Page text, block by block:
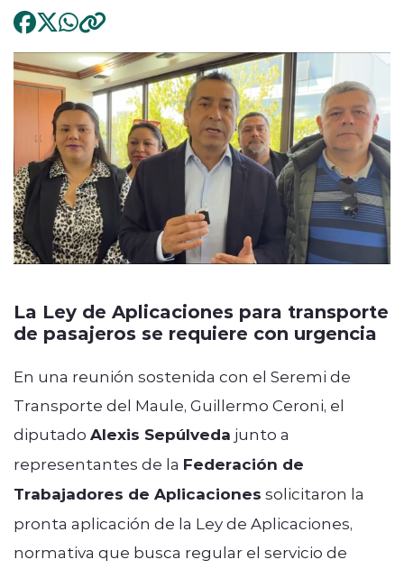
La Ley de Aplicaciones para transporte
de pasajeros se requiere con urgencia
En una reunión sostenida con el Seremi de
Transporte del Maule, Guillermo Ceroni, el
diputado Alexis Sepúlveda junto a
representantes de la Federación de
Trabajadores de Aplicaciones solicitaron la
pronta aplicación de la Ley de Aplicaciones,
normativa que busca regular el servicio de